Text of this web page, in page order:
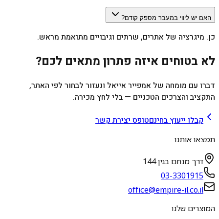
האם יש ליווי במעבר מספק קודם?
כן. מיגרציה של אתרים, שרתים וגיבויים מתואמת מראש.
לא בטוחים איזה פתרון מתאים לכם?
דברו עם מומחה של אמפייר אייאל ונעזור לבחור לפי האתר,
התקציב והצרכים הטכניים — בלי לחץ מכירה.
קבלו ייעוץ בחינםטופס יצירת קשר
תמצאו אותנו
דרך מנחם בגין 144
03-3301915
office@empire-il.co.il
המוצרים שלנו